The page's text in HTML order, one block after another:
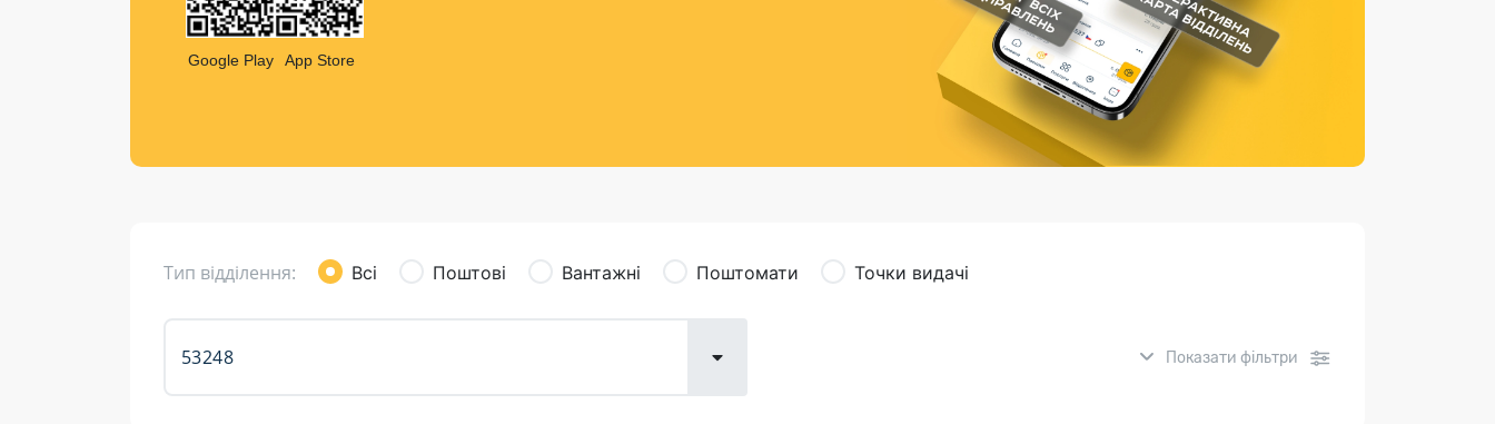
Листи та листівки
Кур’єрська доставка
Страхові послуги
Каталог «Укрпошта Маркет»
Google Play App Store
Тип відділення: Всі Поштові Вантажні Поштомати Точки видачі
Показати фільтри